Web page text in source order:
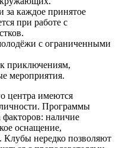
за каждое принятое
при работе с
с ограниченными
к приключениям,
мероприятия.
центра имеются
Программы
факторов: наличие
оснащение,
Клубы нередко позволяют